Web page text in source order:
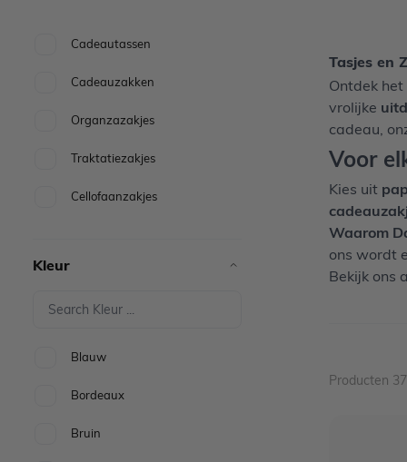
Cadeautassen
Cadeauzakken
Organzazakjes
Traktatiezakjes
Cellofaanzakjes
Kleur
Blauw
Bordeaux
Bruin
Tasjes en
Ontdek
vrolijke
cadeau,
Voor
Kies uit
Waarom
ons wordt
Bekijk ons
Producten 37